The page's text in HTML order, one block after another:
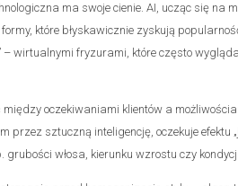
ma swoje cienie. AI, ucząc się na
które błyskawicznie zyskują
– wirtualnymi fryzurami, które często
między oczekiwaniami klientów a
przez sztuczną inteligencję, oczekuje efektu
włosa, kierunku wzrostu czy